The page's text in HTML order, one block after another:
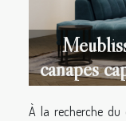
canapés
À la recherche du